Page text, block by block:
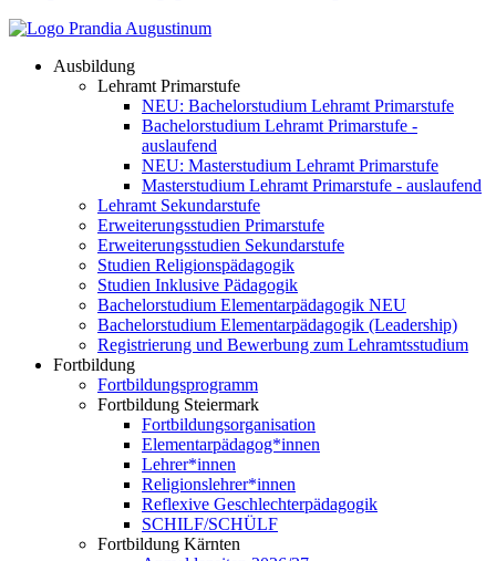
Ausbildung
Lehramt Primarstufe
NEU: Bachelorstudium Lehramt Primarstufe
Bachelorstudium Lehramt Primarstufe -
auslaufend
NEU: Masterstudium Lehramt Primarstufe
Masterstudium Lehramt Primarstufe - auslaufend
Lehramt Sekundarstufe
Erweiterungsstudien Primarstufe
Erweiterungsstudien Sekundarstufe
Studien Religionspädagogik
Studien Inklusive Pädagogik
Bachelorstudium Elementarpädagogik NEU
Bachelorstudium Elementarpädagogik (Leadership)
Registrierung und Bewerbung zum Lehramtsstudium
Fortbildung
Fortbildungsprogramm
Fortbildung Steiermark
Fortbildungsorganisation
Elementarpädagog*innen
Lehrer*innen
Religionslehrer*innen
Reflexive Geschlechterpädagogik
SCHILF/SCHÜLF
Fortbildung Kärnten